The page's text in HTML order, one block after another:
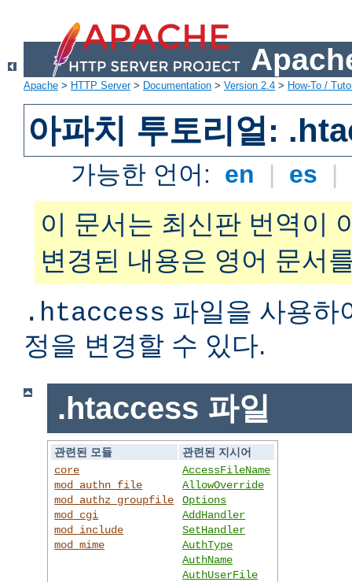
Apache > HTTP Server> Documentation > Version 2.4 > How-To /
아파치 투토리얼:
가능한 언어: en | es |
이 문서는 최신판 번역이
변경된 내용은 영어 문서
.htaccess 파일을 사용하
정을 변경할 수 있다.
.htaccess 파일
관련된 모듈
관련된 지시어
core
mod_authn_file
mod_authz_groupfile
mod_cgi
mod_include
mod_mime
AccessFileName
AllowOverride
Options
AddHandler
SetHandler
AuthType
AuthName
AuthUserFile